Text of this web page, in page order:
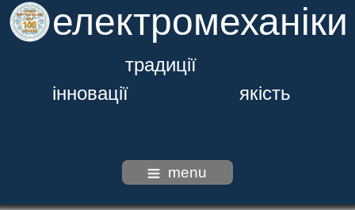
електромеханіки
традиції
інновації якість
menu